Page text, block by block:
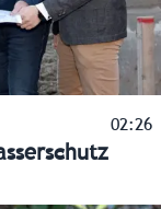
02:26